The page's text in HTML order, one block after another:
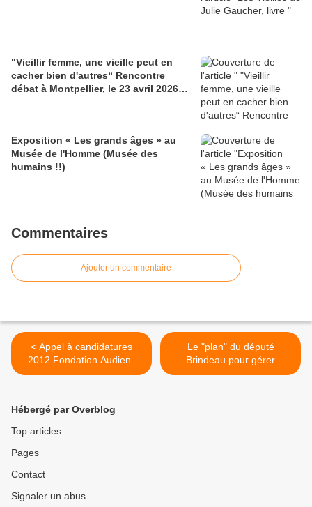
"Vieillir femme, une vieille peut en
cacher bien d'autres“ Rencontre
débat à Montpellier, le 23 avril 2026…
Exposition « Les grands âges » au
Musée de l'Homme (Musée des
humains !!)
Commentaires
Ajouter un commentaire
< Appel à candidatures
2012 Fondation Audiens
Générations : pour plus de
Le "plan" du député
Brindeau pour gérer
l'allongement des carrières
Hébergé par Overblog
Top articles
Pages
Contact
Signaler un abus